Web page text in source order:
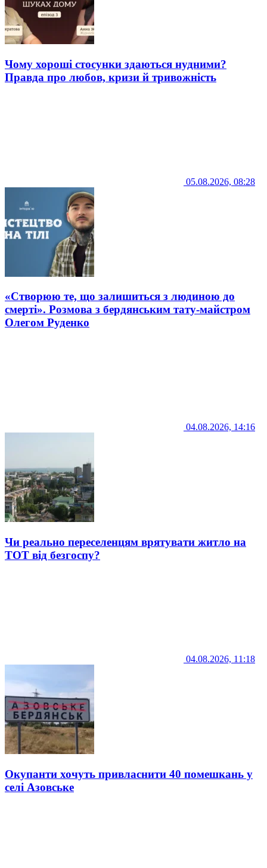
Чому хороші стосунки здаються нудними?
Правда про любов, кризи й тривожність
05.08.2026, 08:28
«Створюю те, що залишиться з людиною до
смерті». Розмова з бердянським тату-майстром
Олегом Руденко
04.08.2026, 14:16
Чи реально переселенцям врятувати житло на
ТОТ від безгоспу?
04.08.2026, 11:18
Окупанти хочуть привласнити 40 помешкань у
селі Азовське